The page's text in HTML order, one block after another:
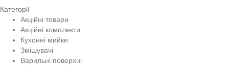
Категорії
Акційні товари
Акційні комплекти
Кухонні мийки
Змішувачі
Варильні поверхні